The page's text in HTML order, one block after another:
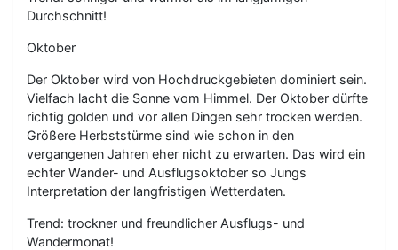
Durchschnitt!
Oktober
Der Oktober wird von Hochdruckgebieten dominiert sein.
Vielfach lacht die Sonne vom Himmel. Der Oktober dürfte
richtig golden und vor allen Dingen sehr trocken werden.
Größere Herbststürme sind wie schon in den
vergangenen Jahren eher nicht zu erwarten. Das wird ein
echter Wander- und Ausflugsoktober so Jungs
Interpretation der langfristigen Wetterdaten.
Trend: trockner und freundlicher Ausflugs- und
Wandermonat!